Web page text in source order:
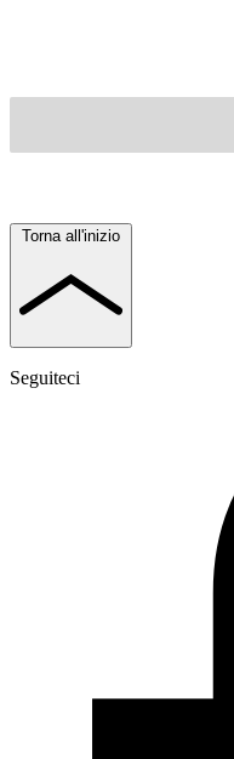
Torna all'inizio
Seguiteci